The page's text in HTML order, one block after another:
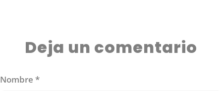
Deja un comentario
Nombre *